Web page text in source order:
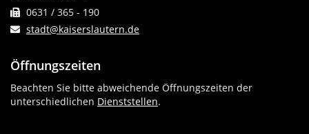
0631 / 365 - 190
stadt@kaiserslautern.de
Öffnungszeiten
Beachten Sie bitte abweichende Öffnungszeiten der
unterschiedlichen Dienststellen.